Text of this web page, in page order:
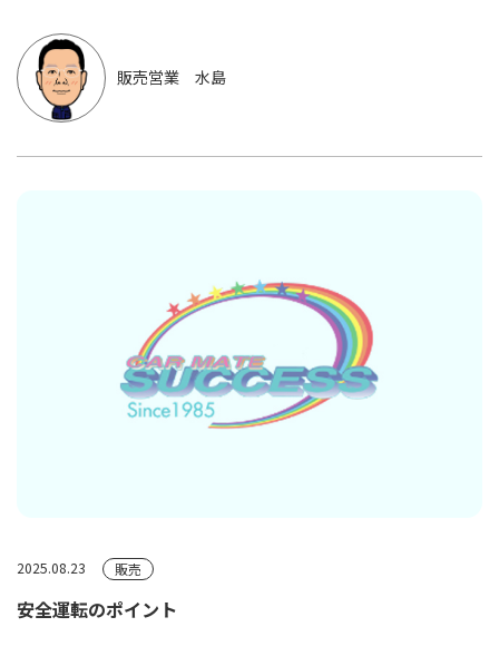
販売営業 水島
2025.08.23 販売
安全運転のポイント